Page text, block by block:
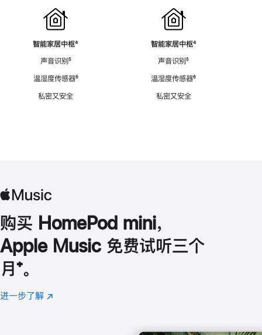
智能家居中枢脚
⁴
声音识别脚
⁵
温湿度传感器脚
⁶
私密又安全
智能家居中枢脚
⁴
声音识别脚
⁵
温湿度传感器脚
⁶
私密又安全
购买 HomePod mini，
Apple Music 免费试听三个
月 脚
注
⁺。
进一步了解 Apple
(在